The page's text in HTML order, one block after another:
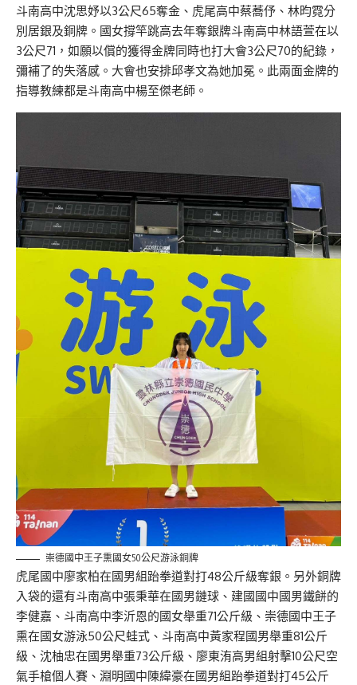
斗南高中沈思妤以3公尺65奪金、虎尾高中蔡蕎伃、林昀霓分
別居銀及銅牌。國女撐竿跳高去年奪銀牌斗南高中林語萱在以
3公尺71，如願以償的獲得金牌同時也打大會3公尺70的紀錄，
彌補了的失落感。大會也安排邱孝文為她加冕。此兩面金牌的
指導教練都是斗南高中楊至傑老師。
崇德國中王子熏國女50公尺游泳銅牌
虎尾國中廖家柏在國男組跆拳道對打48公斤級奪銀。另外銅牌
入袋的還有斗南高中張秉華在國男鏈球、建國國中國男鐵餅的
李健嘉、斗南高中李沂恩的國女舉重71公斤級、崇德國中王子
熏在國女游泳50公尺蛙式、斗南高中黃家程國男舉重81公斤
級、沈柚忠在國男舉重73公斤級、廖東洧高男組射擊10公尺空
氣手槍個人賽、淵明國中陳緯豪在國男組跆拳道對打45公斤